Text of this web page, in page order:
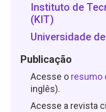
Instituto de
(KIT)
Universidade
Publicação
Acesse o resumo
inglês).
Acesse a revista